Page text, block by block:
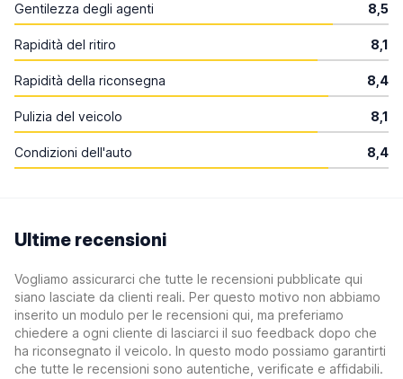
Gentilezza degli agenti 8,5
Rapidità del ritiro 8,1
Rapidità della riconsegna 8,4
Pulizia del veicolo 8,1
Condizioni dell'auto 8,4
Ultime recensioni
Vogliamo assicurarci che tutte le recensioni pubblicate qui
siano lasciate da clienti reali. Per questo motivo non abbiamo
inserito un modulo per le recensioni qui, ma preferiamo
chiedere a ogni cliente di lasciarci il suo feedback dopo che
ha riconsegnato il veicolo. In questo modo possiamo garantirti
che tutte le recensioni sono autentiche, verificate e affidabili.